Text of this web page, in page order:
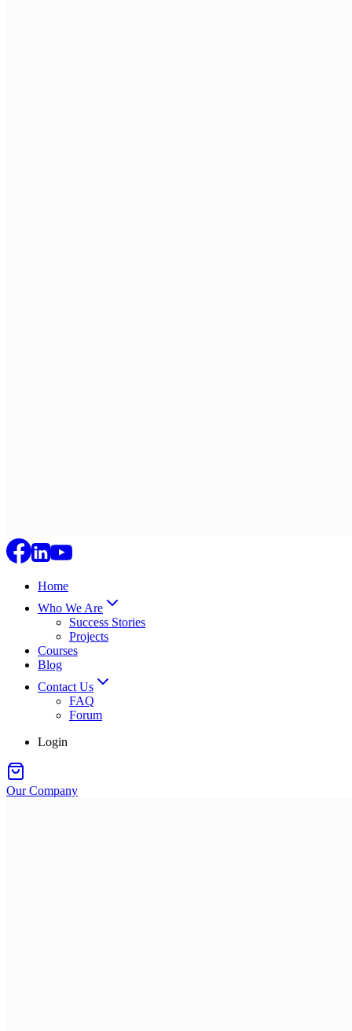
Home
Who We Are
Success Stories
Projects
Courses
Blog
Contact Us
FAQ
Forum
Login
Our Company